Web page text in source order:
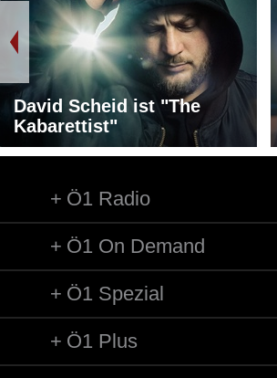
David Scheid ist "The
Kabarettist"
Ö1 Radio
Ö1 On Demand
Ö1 Spezial
Ö1 Plus